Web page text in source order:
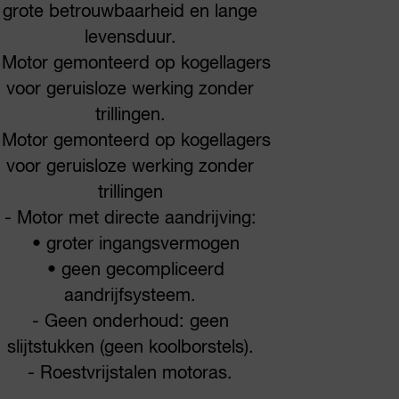
grote betrouwbaarheid en lange
levensduur.
gemonteerd op kogellagers
voor geruisloze werking zonder
trillingen.
gemonteerd op kogellagers
voor geruisloze werking zonder
trillingen
- Motor met directe aandrijving:
• groter ingangsvermogen
• geen gecompliceerd
aandrijfsysteem.
- Geen onderhoud: geen
slijtstukken (geen koolborstels).
- Roestvrijstalen motoras.